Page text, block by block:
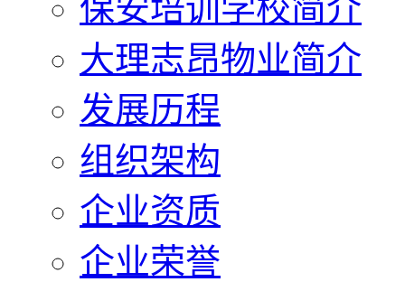
保安培训学校简介
大理志昂物业简介
发展历程
组织架构
企业资质
企业荣誉